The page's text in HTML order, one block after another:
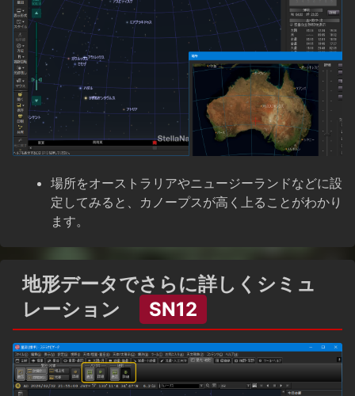
場所をオーストラリアやニュージーランドなどに設
定してみると、カノープスが高く上ることがわかり
ます。
地形データでさらに詳しくシミュ
レーション
SN12